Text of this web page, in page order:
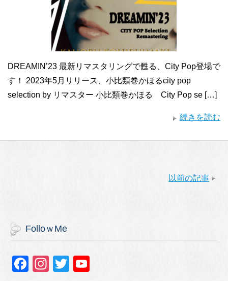
DREAMIN’23 最新リマスタリングで甦る、City Pop登場で
す！ 2023年5月リリース、小比類巻かほるcity pop
selection by リマスター 小比類巻かほる City Pop se […]
続きを読む
以前の記事
FolloｗMe
F
In
T